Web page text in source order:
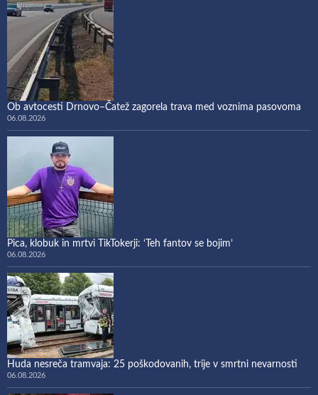
Ob avtocesti Drnovo–Čatež zagorela trava med voznima pasovoma
06.08.2026
Pica, klobuk in mrtvi TikTokerji: ‘Teh fantov se bojim’
06.08.2026
Huda nesreča tramvaja: 25 poškodovanih, trije v smrtni nevarnosti
06.08.2026